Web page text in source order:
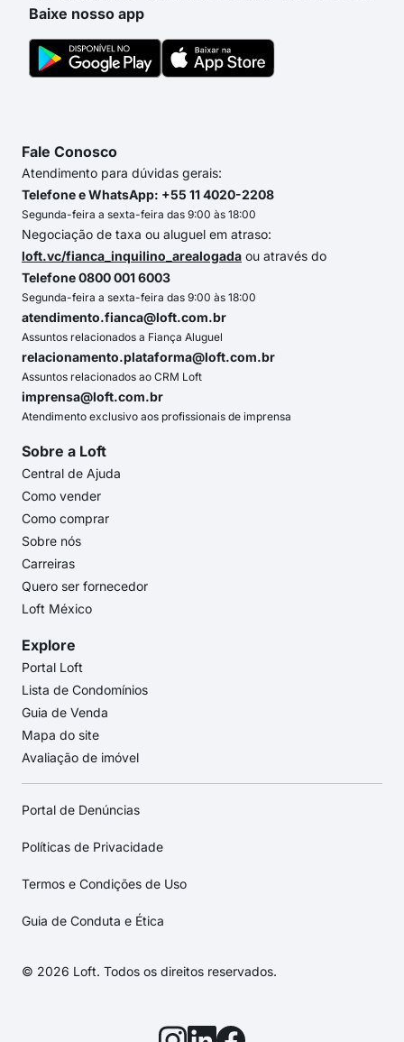
Baixe nosso app
Fale Conosco
Atendimento para dúvidas gerais:
Telefone e WhatsApp: +55 11 4020-2208
Segunda-feira a sexta-feira das 9:00 às 18:00
Negociação de taxa ou aluguel em atraso:
loft.vc/fianca_inquilino_arealogada ou através do
Telefone 0800 001 6003
Segunda-feira a sexta-feira das 9:00 às 18:00
atendimento.fianca@loft.com.br
Assuntos relacionados a Fiança Aluguel
relacionamento.plataforma@loft.com.br
Assuntos relacionados ao CRM Loft
imprensa@loft.com.br
Atendimento exclusivo aos profissionais de imprensa
Sobre a Loft
Central de Ajuda
Como vender
Como comprar
Sobre nós
Carreiras
Quero ser fornecedor
Loft México
Explore
Portal Loft
Lista de Condomínios
Guia de Venda
Mapa do site
Avaliação de imóvel
Portal de Denúncias
Políticas de Privacidade
Termos e Condições de Uso
Guia de Conduta e Ética
© 2026 Loft. Todos os direitos reservados.